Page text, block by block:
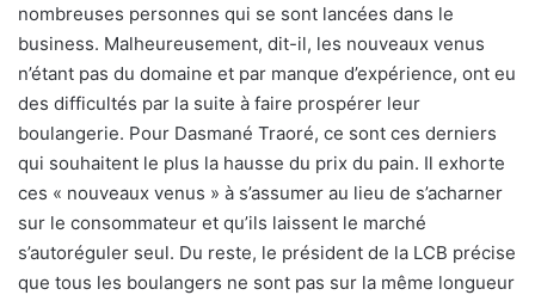
nombreuses personnes qui se sont lancées dans le
business. Malheureusement, dit-il, les nouveaux venus
n’étant pas du domaine et par manque d’expérience, ont eu
des difficultés par la suite à faire prospérer leur
boulangerie. Pour Dasmané Traoré, ce sont ces derniers
qui souhaitent le plus la hausse du prix du pain. Il exhorte
ces « nouveaux venus » à s’assumer au lieu de s’acharner
sur le consommateur et qu’ils laissent le marché
s’autoréguler seul. Du reste, le président de la LCB précise
que tous les boulangers ne sont pas sur la même longueur